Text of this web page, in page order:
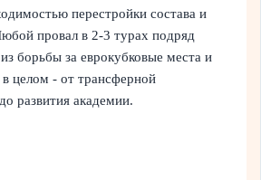
перестройки состава и
провал в 2-3 турах подряд
борьбы за еврокубковые места и
целом - от трансферной
развития академии.